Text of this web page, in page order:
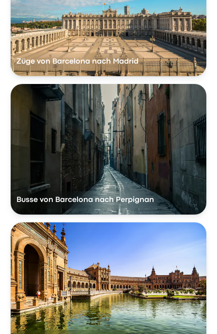
Züge von Barcelona nach Madrid
Busse von Barcelona nach Perpignan